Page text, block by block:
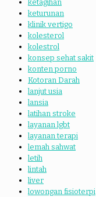
ketagihan
keturunan
klinik vertigo
kolesterol
kolestrol
konsep sehat sakit
konten porno
Kotoran Darah
lanjut usia
lansia
latihan stroke
layanan lgbt
layanan terapi
lemah sahwat
letih
lintah
liver
lowongan fisioterpi